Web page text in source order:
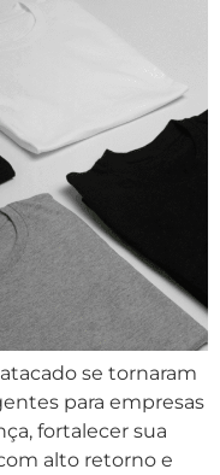
se tornaram
para empresas
fortalecer sua
alto retorno e